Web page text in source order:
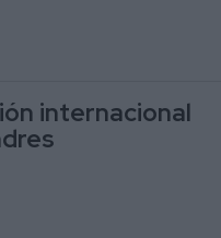
internacional